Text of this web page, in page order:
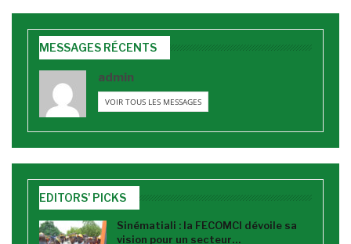
MESSAGES RÉCENTS
admin
VOIR TOUS LES MESSAGES
EDITORS' PICKS
Sinématiali : la FECOMCI dévoile sa
vision pour un secteur…